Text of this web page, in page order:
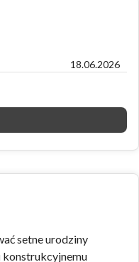
18.06.2026
setne urodziny